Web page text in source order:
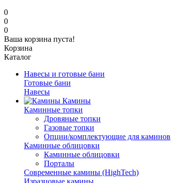
0
0
0
Ваша корзина пуста!
Корзина
Каталог
Навесы и готовые бани
Готовые бани
Навесы
Камины
Каминные топки
Дровяные топки
Газовые топки
Опции/комплектующие для каминов
Каминные облицовки
Каминные облицовки
Порталы
Современные камины (HighTech)
Изразцовые камины